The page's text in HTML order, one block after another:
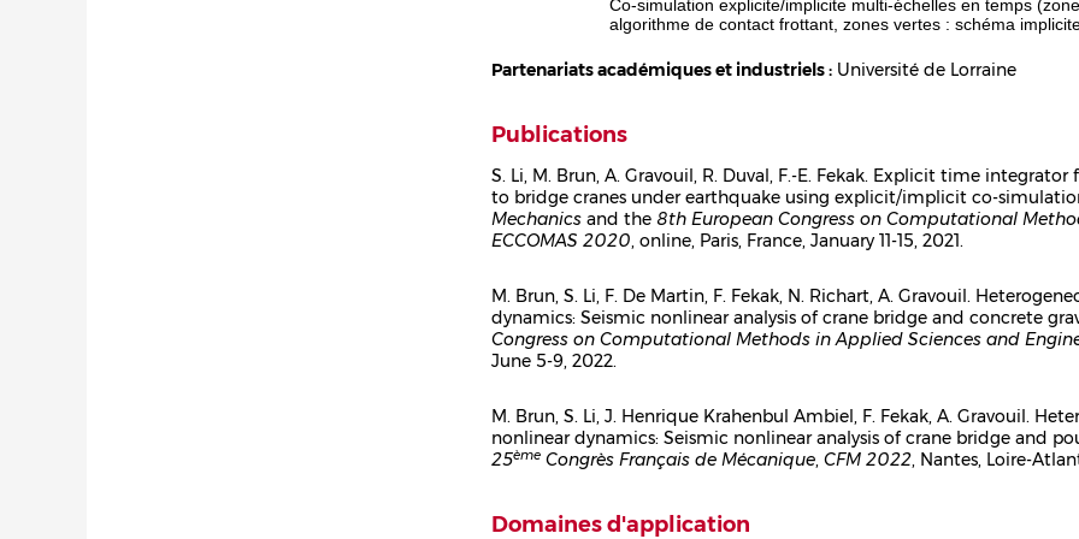
Co-simulation explicite/implicite multi-échelles en temps
algorithme de contact frottant, zones vertes : schéma
Partenariats académiques et industriels : Université de Lorraine
Publications
Corps
S. Li, M. Brun, A. Gravouil, R. Duval, F.-E. Fekak. Explicit time
to bridge cranes under earthquake using explicit/implicit co-
Mechanics and the 8th European Congress on Computational
ECCOMAS 2020, online, Paris, France, January 11-15, 2021.
Corps
M. Brun, S. Li, F. De Martin, F. Fekak, N. Richart, A. Gravouil.
dynamics: Seismic nonlinear analysis of crane bridge and concrete
Congress on Computational Methods in Applied Sciences and
June 5-9, 2022.
Corps
M. Brun, S. Li, J. Henrique Krahenbul Ambiel, F. Fekak, A. Gravouil.
nonlinear dynamics: Seismic nonlinear analysis of crane bridge and
25ème Congrès Français de Mécanique, CFM 2022, Nantes, Loire-
Domaines d'application